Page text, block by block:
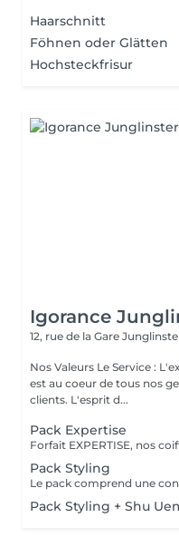
Haarschnitt
Föhnen oder Glätten
Hochsteckfrisur
Igorance
12, rue de la Gare
Nos Valeurs Le Service : L'excellence de la prestation de coiffure
est au coeur de tous nos
clients. L'esprit d...
Pack Expertise
Pack Styling
Pack Styling + Shu